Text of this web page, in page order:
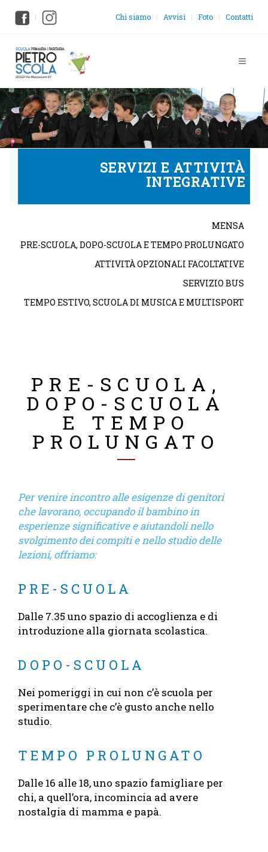
Chi siamo Avvisi Foto Contatti
SERVIZI E ATTIVITÀ
INTEGRATIVE
MENSA
PRE-SCUOLA, DOPO-SCUOLA E TEMPO PROLUNGATO
ATTIVITÀ OPZIONALI FACOLTATIVE
SERVIZIO BUS
TEMPO ESTIVO, SCUOLA DI MUSICA E MULTISPORT
PRE-SCUOLA,
DOPO-SCUOLA
E TEMPO
PROLUNGATO
Per venire incontro alle esigenze di genitori
che lavorano, occupando il bambino in
esperienze significative e aiutandoli nello
svolgimento dei compiti e nello studio delle
lezioni, offriamo:
PRE-SCUOLA
Dalle 7.35 uno spazio di accoglienza e di
introduzione alla giornata scolastica.
DOPO-SCUOLA
Nei pomeriggi in cui non c’è scuola per
sperimentare che c’è gusto anche nello
studio.
TEMPO PROLUNGATO
Dalle 16 alle 18, uno spazio famigliare per
chi, a quell’ora, incomincia ad avere
nostalgia di mamma e papà.